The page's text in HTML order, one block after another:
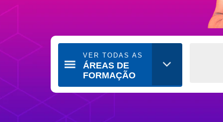
VER TODAS AS
ÁREAS DE
FORMAÇÃO